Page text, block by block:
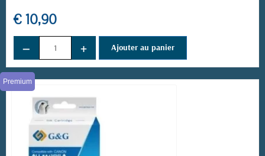
€ 10,90
− + Ajouter au panier
Premium